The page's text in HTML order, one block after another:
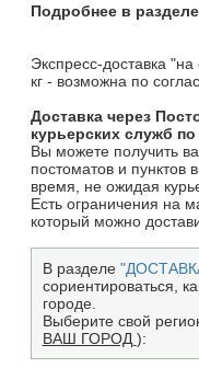
Подробнее в разделе
Экспресс-доставка
кг - возможна по
Доставка через
курьерских служб
Вы можете получить
постоматов и пунктов
время, не ожидая
Есть ограничения на
который можно
В разделе
сориентироваться,
городе.
Выберите свой
ВАШ ГОРОД ):